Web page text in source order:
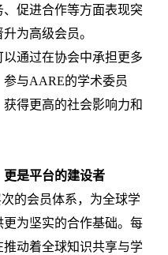
促进合作等方面表现突
为高级会员。
通过在协会中承担更多
参与AARE的学术委员
得更高的社会影响力和
是平台的建设者
的会员体系，为全球学
为坚实的合作基础。每
动着全球知识共享与学